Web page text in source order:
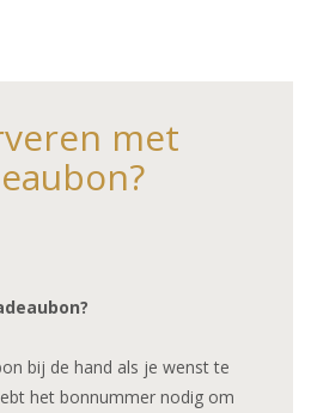
met
bij de hand als je wenst te
het bonnummer nodig om